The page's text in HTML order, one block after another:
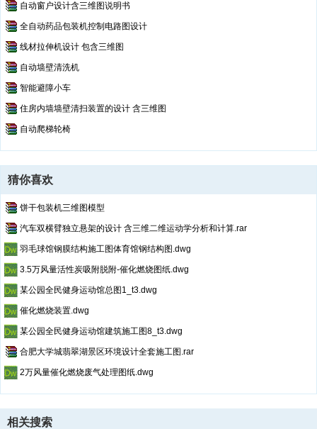
自动窗户设计含三维图说明书
全自动药品包装机控制电路图设计
线材拉伸机设计 包含三维图
自动墙壁清洗机
智能避障小车
住房内墙墙壁清扫装置的设计 含三维图
自动爬梯轮椅
猜你喜欢
饼干包装机三维图模型
汽车双横臂独立悬架的设计 含三维二维运动学分析和计算.rar
羽毛球馆钢膜结构施工图体育馆钢结构图.dwg
3.5万风量活性炭吸附脱附-催化燃烧图纸.dwg
某公园全民健身运动馆总图1_t3.dwg
催化燃烧装置.dwg
某公园全民健身运动馆建筑施工图8_t3.dwg
合肥大学城翡翠湖景区环境设计全套施工图.rar
2万风量催化燃烧废气处理图纸.dwg
相关搜索